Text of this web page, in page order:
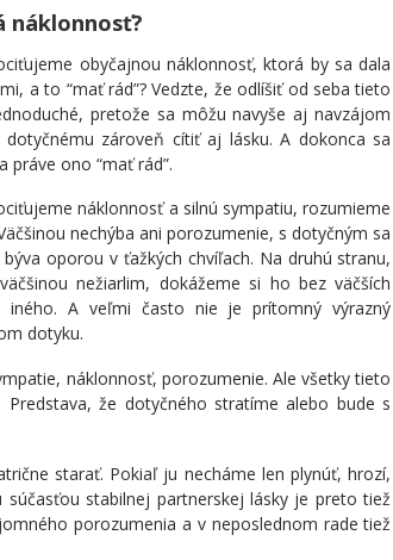
náklonnosť?
obyčajnou náklonnosť, ktorá by sa dala
a to “mať rád”? Vedzte, že odlíšiť od seba tieto
pretože sa môžu navyše aj navzájom
zároveň cítiť aj lásku. A dokonca sa
práve ono “mať rád”.
náklonnosť a silnú sympatiu, rozumieme
nechýba ani porozumenie, s dotyčným sa
oporou v ťažkých chvíľach. Na druhú stranu,
nežiarlim, dokážeme si ho bez väčších
iného. A veľmi často nie je prítomný výrazný
dotyku.
náklonnosť, porozumenie. Ale všetky tieto
že dotyčného stratíme alebo bude s
starať. Pokiaľ ju necháme len plynúť, hrozí,
stabilnej partnerskej lásky je preto tiež
porozumenia a v neposlednom rade tiež